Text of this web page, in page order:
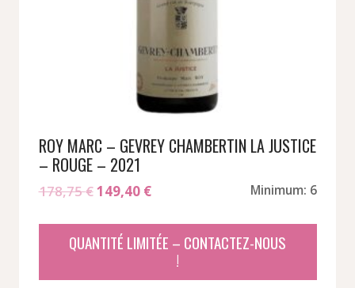
ROY MARC – GEVREY CHAMBERTIN LA JUSTICE
– ROUGE – 2021
178,75€Le
initial
était :
149,40 €Le
actuel
est :
Minimum: 6
QUANTITÉ LIMITÉE – CONTACTEZ-NOUS
!